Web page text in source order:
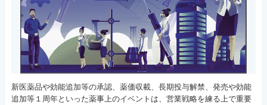
新医薬品や効能追加等の承認、薬価収載、長期投与解禁、発売や効能
追加等１周年といった薬事上のイベントは、営業戦略を練る上で重要